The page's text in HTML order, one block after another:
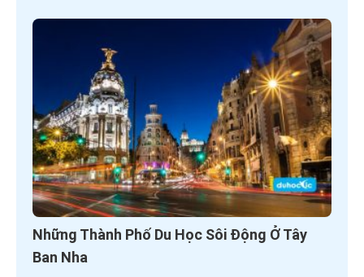
Những Thành Phố Du Học Sôi Động Ở Tây
Ban Nha